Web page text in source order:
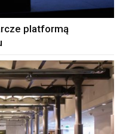
platformą